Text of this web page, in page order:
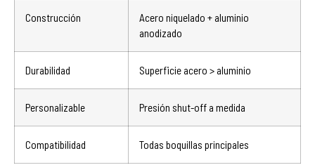
Construcción
Acero niquelado + aluminio
anodizado
Durabilidad Superficie acero > aluminio
Personalizable Presión shut-off a medida
Compatibilidad Todas boquillas principales